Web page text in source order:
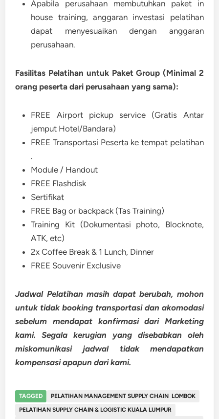
Apabila perusahaan membutuhkan paket in
house training, anggaran investasi pelatihan
dapat menyesuaikan dengan anggaran
perusahaan.
Fasilitas Pelatihan untuk Paket Group (Minimal 2
orang peserta dari perusahaan yang sama):
FREE Airport pickup service (Gratis Antar
jemput Hotel/Bandara)
FREE Transportasi Peserta ke tempat pelatihan
.
Module / Handout
FREE Flashdisk
Sertifikat
FREE Bag or backpack (Tas Training)
Training Kit (Dokumentasi photo, Blocknote,
ATK, etc)
2x Coffee Break & 1 Lunch, Dinner
FREE Souvenir Exclusive
Jadwal Pelatihan masih dapat berubah, mohon
untuk tidak booking transportasi dan akomodasi
sebelum mendapat konfirmasi dari Marketing
kami. Segala kerugian yang disebabkan oleh
miskomunikasi jadwal tidak mendapatkan
kompensasi apapun dari kami.
TAGGED
PELATIHAN MANAGEMENT SUPPLY CHAIN LOMBOK
PELATIHAN SUPPLY CHAIN & LOGISTIC KUALA LUMPUR